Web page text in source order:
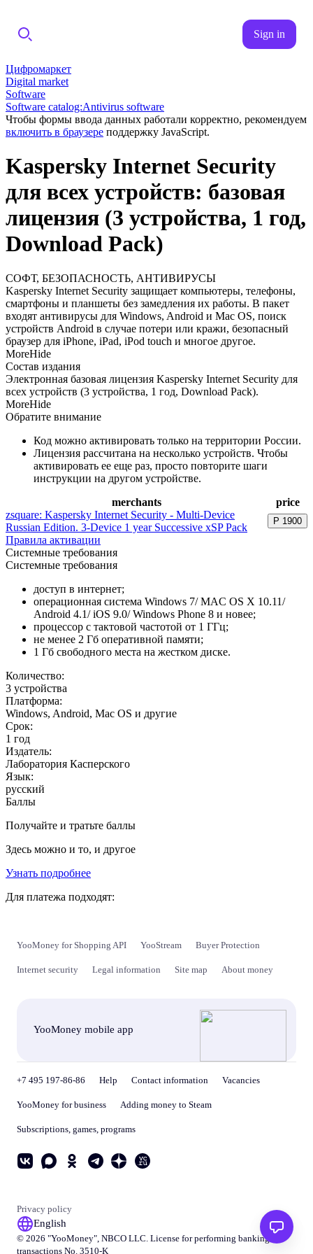
Sign in
Цифромаркет
Digital market
Software
Software catalog:Antivirus software
Чтобы формы ввода данных работали корректно, рекомендуем
включить в браузере поддержку JavaScript.
Kaspersky Internet Security
для всех устройств: базовая
лицензия (3 устройства, 1 год,
Download Pack)
СОФТ, БЕЗОПАСНОСТЬ, АНТИВИРУСЫ
Kaspersky Internet Security защищает компьютеры, телефоны,
смартфоны и планшеты без замедления их работы. В пакет
входят антивирусы для Windows, Android и Mac OS, поиск
устройств Android в случае потери или кражи, безопасный
браузер для iPhone, iPad, iPod touch и многое другое.
MoreHide
Состав издания
Электронная базовая лицензия Kaspersky Internet Security для
всех устройств (3 устройства, 1 год, Download Pack).
MoreHide
Обратите внимание
Код можно активировать только на территории России.
Лицензия рассчитана на несколько устройств. Чтобы
активировать ее еще раз, просто повторите шаги
инструкции на другом устройстве.
merchants
price
zsquare: Kaspersky Internet Security - Multi-Device
Russian Edition. 3-Device 1 year Successive xSP Pack
Р 1900
Правила активации
Системные требования
Системные требования
доступ в интернет;
операционная система Windows 7/ MAC OS X 10.11/
Android 4.1/ iOS 9.0/ Windows Phone 8 и новее;
процессор с тактовой частотой от 1 ГГц;
не менее 2 Гб оперативной памяти;
1 Гб свободного места на жестком диске.
Количество:
3 устройства
Платформа:
Windows, Android, Mac OS и другие
Срок:
1 год
Издатель:
Лаборатория Касперского
Язык:
русский
Баллы
Получайте и тратьте баллы
Здесь можно и то, и другое
Узнать подробнее
Для платежа подходят:
YooMoney for Shopping API YooStream Buyer Protection
Internet security Legal information Site map About money
YooMoney mobile app
+7 495 197-86-86 Help Contact information Vacancies
YooMoney for business Adding money to Steam
Subscriptions, games, programs
English
© 2026 "YooMoney", NBCO LLC. License for performing banking
transactions No. 3510-K
Privacy policy